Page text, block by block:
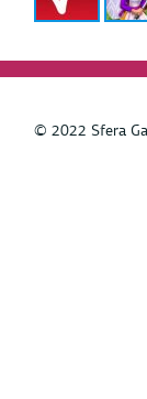
© 2022 Sfera